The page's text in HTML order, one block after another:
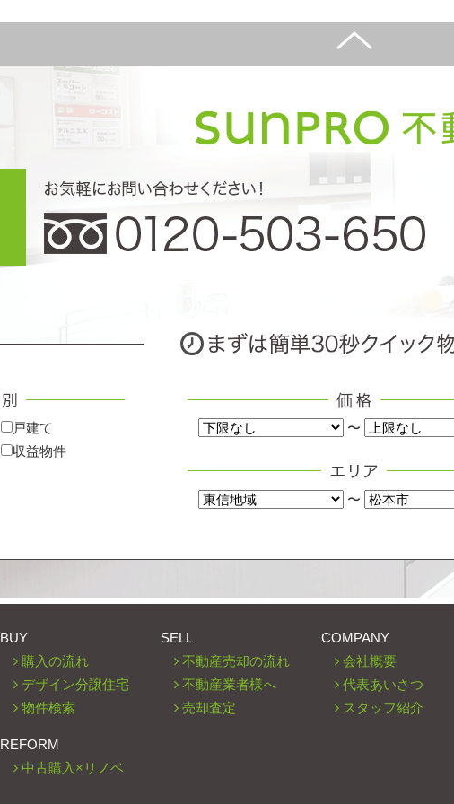
戸建て
収益物件
〜
〜
BUY
購入の流れ
デザイン分譲住宅
物件検索
REFORM
中古購入×リノベ
SELL
不動産売却の流れ
不動産業者様へ
売却査定
COMPANY
会社概要
代表あいさつ
スタッフ紹介